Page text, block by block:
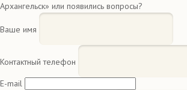
Архангельск» или появились вопросы?
Ваше имя
Контактный телефон
E-mail